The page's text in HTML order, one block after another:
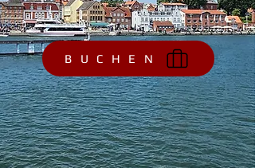
B U C H E N